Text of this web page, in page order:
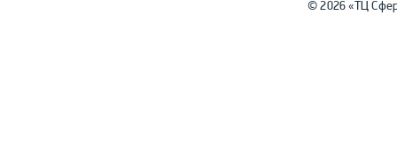
© 2026 «ТЦ